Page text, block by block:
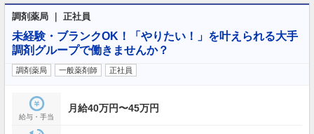
調剤薬局 ｜ 正社員
未経験・ブランクOK！「やりたい！」を叶えられる大手
調剤グループで働きませんか？
調剤薬局 一般薬剤師 正社員
給与・手当
月給40万円〜45万円